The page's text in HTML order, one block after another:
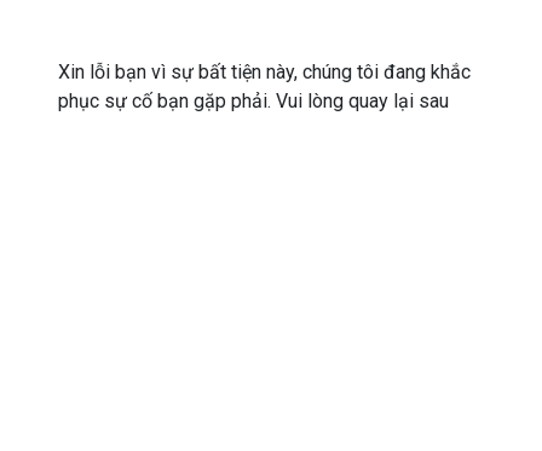
Xin lỗi bạn vì sự bất tiện này, chúng tôi đang khắc
phục sự cố bạn gặp phải. Vui lòng quay lại sau